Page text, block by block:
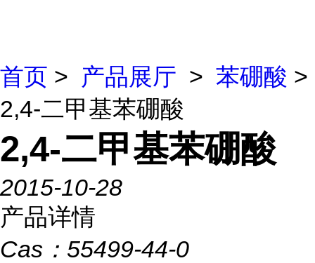
首页 > 产品展厅 > 苯硼酸 >
2,4-二甲基苯硼酸
2,4-二甲基苯硼酸
2015-10-28
产品详情
Cas： 55499-44-0